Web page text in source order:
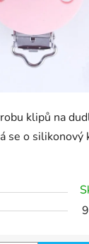
klipů na
se o silikonový